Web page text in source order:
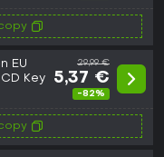
EU
Key
29,99 €
5,37 €
-82%